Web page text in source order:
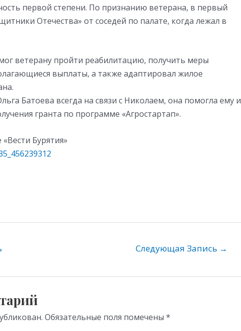
первой степени. По признанию ветерана, в первый
Отечества» от соседей по палате, когда лежал в
ветерану пройти реабилитацию, получить меры
выплаты, а также адаптировал жилое
Батоева всегда на связи с Николаем, она помогла ему и
гранта по программе «Агростартап».
Бурятия»
Следующая Запись →
Обязательные поля помечены *